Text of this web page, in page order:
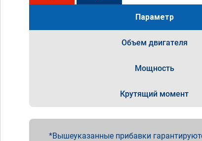
Параметр
Объем двигателя
Мощность
Крутящий момент
Вышеуказанные прибавки